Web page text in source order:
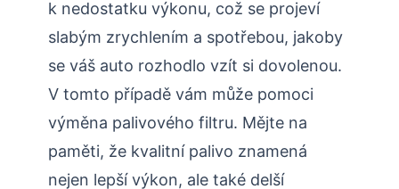
k nedostatku výkonu, což se projeví
slabým zrychlením a spotřebou, jakoby
se váš auto rozhodlo vzít si dovolenou.
V tomto případě vám může pomoci
výměna palivového filtru. Mějte na
paměti, že kvalitní palivo znamená
nejen lepší výkon, ale také delší